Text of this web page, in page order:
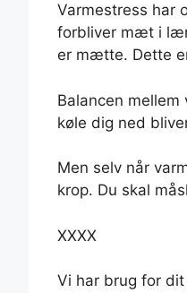
Varmestress har
forbliver mæt i
er mætte. Dette
Balancen
køle dig ned
Men selv når
krop. Du skal
XXXX
Vi har brug for